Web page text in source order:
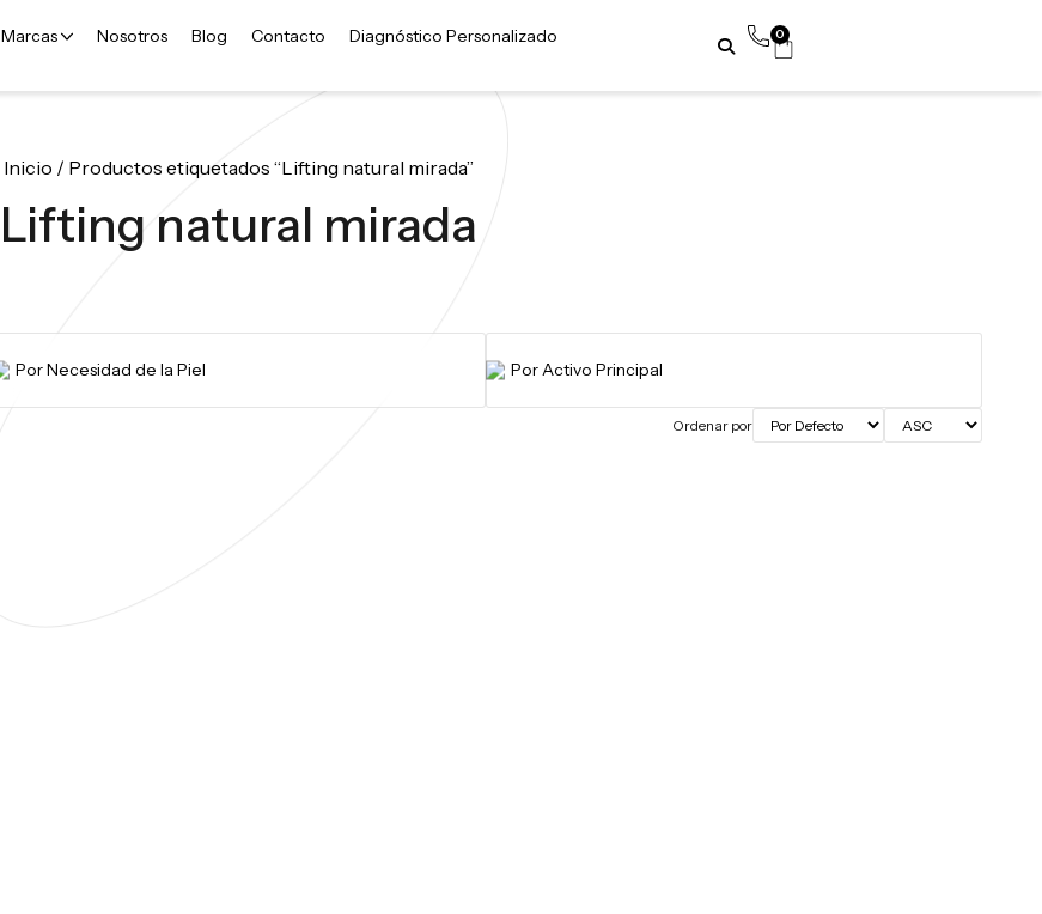
Marcas Nosotros Blog Contacto Diagnóstico Personalizado 0
Inicio / Productos etiquetados “Lifting natural mirada”
Lifting natural mirada
Ordenar por